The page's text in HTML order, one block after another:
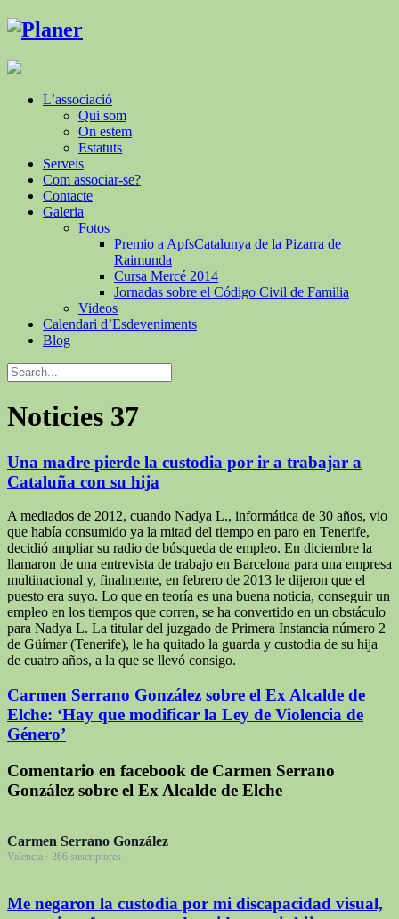
L’associació
Qui som
On estem
Estatuts
Serveis
Com associar-se?
Contacte
Galeria
Fotos
Premio a ApfsCatalunya de la Pizarra de
Raimunda
Cursa Mercé 2014
Jornadas sobre el Código Civil de Familia
Videos
Calendari d’Esdeveniments
Blog
Noticies 37
Una madre pierde la custodia por ir a trabajar a
Cataluña con su hija
A mediados de 2012, cuando Nadya L., informática de 30 años, vio
que había consumido ya la mitad del tiempo en paro en Tenerife,
decidió ampliar su radio de búsqueda de empleo. En diciembre la
llamaron de una entrevista de trabajo en Barcelona para una empresa
multinacional y, finalmente, en febrero de 2013 le dijeron que el
puesto era suyo. Lo que en teoría es una buena noticia, conseguir un
empleo en los tiempos que corren, se ha convertido en un obstáculo
para Nadya L. La titular del juzgado de Primera Instancia número 2
de Güímar (Tenerife), le ha quitado la guarda y custodia de su hija
de cuatro años, a la que se llevó consigo.
Carmen Serrano González sobre el Ex Alcalde de
Elche: ‘Hay que modificar la Ley de Violencia de
Género’
Comentario en facebook de Carmen Serrano
González sobre el Ex Alcalde de Elche
Carmen Serrano González
Valencia · 266 suscriptores
Me negaron la custodia por mi discapacidad visual,